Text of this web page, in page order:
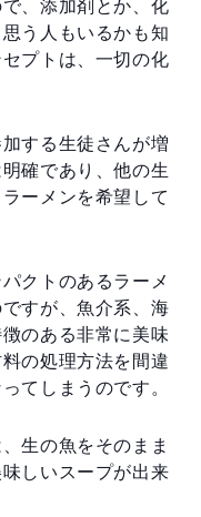
、添加剤とか、化
う人もいるかも知
プトは、一切の化
する生徒さんが増
確であり、他の生
ーメンを希望して
クトのあるラーメ
すが、魚介系、海
のある非常に美味
の処理方法を間違
てしまうのです。
生の魚をそのまま
しいスープが出来